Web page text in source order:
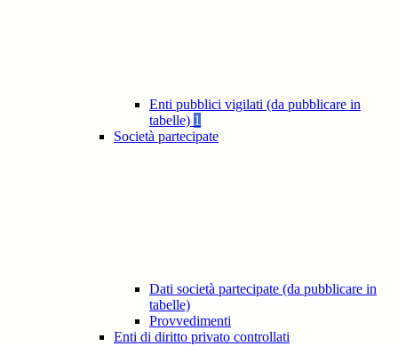
Enti pubblici vigilati (da pubblicare in
tabelle) 1
Società partecipate
Dati società partecipate (da pubblicare in
tabelle)
Provvedimenti
Enti di diritto privato controllati